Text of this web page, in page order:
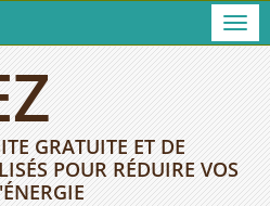
GRATUITE ET DE
POUR RÉDUIRE VOS